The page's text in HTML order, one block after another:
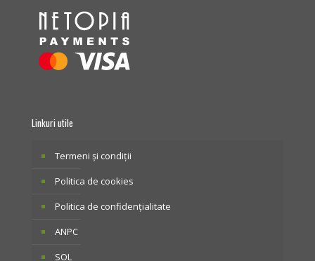
Linkuri utile
Termeni și condiții
Politica de cookies
Politica de confidențialitate
ANPC
SOL